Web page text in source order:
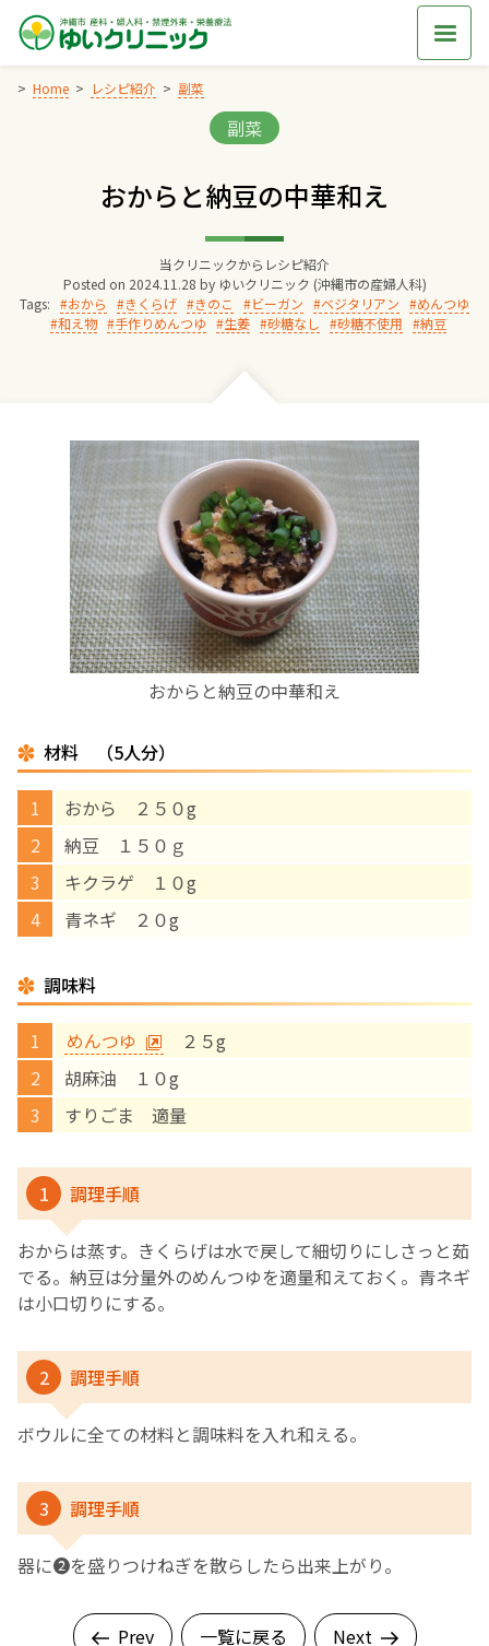
Skip
content
Home レシピ紹介 副菜
Categories:
副菜
おからと納豆の中華和え
当クリニックからレシピ紹介
Posted on 2024.11.28 by ゆいクリニック (沖縄市の産婦人科)
Tags:
おから きくらげ きのこ ビーガン ベジタリアン
めんつゆ
和え物
手作りめんつゆ 生姜 砂糖なし 砂糖不使用 納豆
おからと納豆の中華和え
材料 （5人分）
おから ２５０g
納豆 １５０ｇ
キクラゲ １０g
青ネギ ２０g
調味料
めんつゆ
２５g
胡麻油 １０g
すりごま 適量
1 調理手順
おからは蒸す。きくらげは水で戻して細切りにしさっと茹
でる。納豆は分量外のめんつゆを適量和えておく。青ネギ
は小口切りにする。
2 調理手順
ボウルに全ての材料と調味料を入れ和える。
3 調理手順
器に❷を盛りつけねぎを散らしたら出来上がり。
Prev 一覧に戻る Next
院長からのごあいさつ
妊婦健診
お産について
親と子の結びつき支援
母乳育児
その他の診療内容
‘さんルーム’ でさまざまな講座・クラス
遠方にお住まいで当院での出産を希望される方へ
English Page